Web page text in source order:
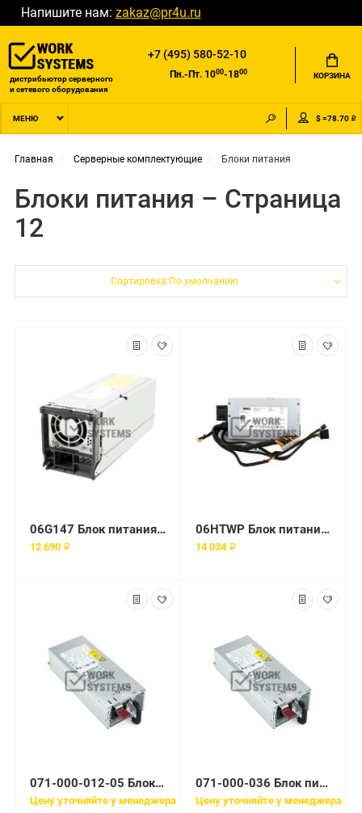
Напишите нам: zakaz@pr4u.ru
дистрибьютор серверного
и сетевого оборудования
+7 (495) 580-52-10
Пн.-Пт. 1000-1800 КОРЗИНА
МЕНЮ $ =78.70 ₽
Главная Серверные комплектующие Блоки питания
Блоки питания – Страница
12
Сортировка:По умолчанию
06G147 Блок питания Dell PE 350 Вт
12 690 ₽
06HTWP Блок питания Dell PE 250 Вт
14 034 ₽
071-000-012-05 Блок питания EMC 1100W Power Supply for VNX2
Цену уточняйте у менеджера
071-000-036 Блок питания EMC 1100W Power Supply for VNX2
Цену уточняйте у менеджера